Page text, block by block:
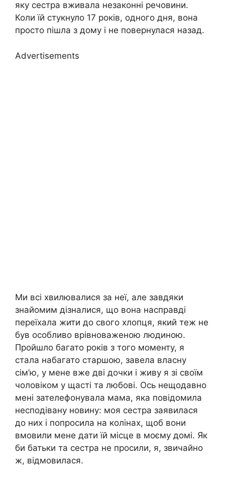
яку сестра вживала незаконні речовини.
Коли їй стукнуло 17 років, одного дня, вона
просто пішла з дому і не повернулася назад.
Advertisements
Ми всі хвилювалися за неї, але завдяки
знайомим дізналися, що вона насправді
переїхала жити до свого хлопця, який теж не
був особливо врівноваженою людиною.
Пройшло багато років з того моменту, я
стала набагато старшою, завела власну
сім’ю, у мене вже дві дочки і живу я зі своїм
чоловіком у щасті та любові. Ось нещодавно
мені зателефонувала мама, яка повідомила
несподівану новину: моя сестра заявилася
до них і попросила на колінах, щоб вони
вмовили мене дати їй місце в моєму домі. Як
би батьки та сестра не просили, я, звичайно
ж, відмовилася.